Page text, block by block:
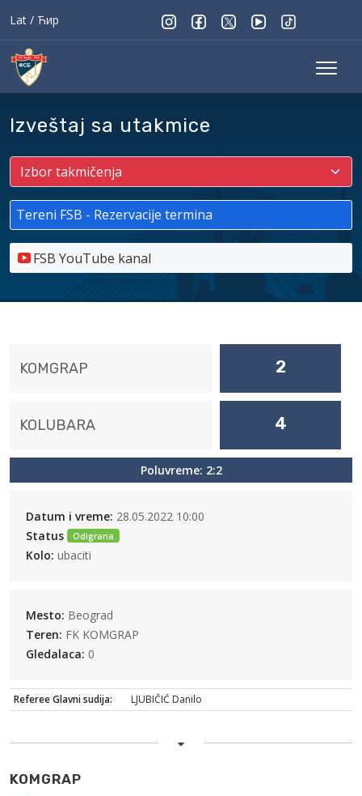
Lat / Ћир
Izveštaj sa utakmice
Tereni FSB - Rezervacije termina
FSB YouTube kanal
KOMGRAP 2
KOLUBARA 4
Poluvreme: 2:2
Datum i vreme: 28.05.2022 10:00
Status
Odigrana
Kolo: ubaciti
Mesto: Beograd
Teren: FK KOMGRAP
Gledalaca: 0
Referee Glavni sudija: LJUBIČIĆ Danilo
KOMGRAP